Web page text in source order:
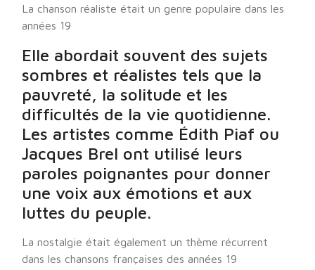
La chanson réaliste était un genre populaire dans les
années 19
Elle abordait souvent des sujets
sombres et réalistes tels que la
pauvreté, la solitude et les
difficultés de la vie quotidienne.
Les artistes comme Édith Piaf ou
Jacques Brel ont utilisé leurs
paroles poignantes pour donner
une voix aux émotions et aux
luttes du peuple.
La nostalgie était également un thème récurrent
dans les chansons françaises des années 19